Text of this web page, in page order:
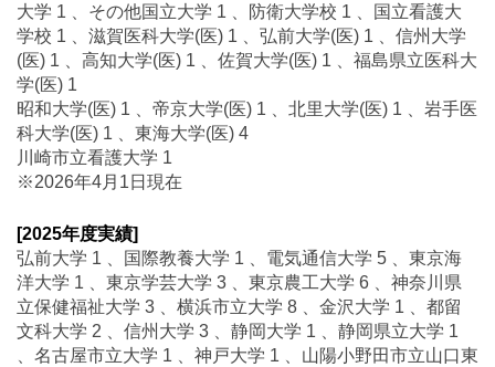
大学 1 、その他国立大学 1 、防衛大学校 1 、国立看護大
学校 1 、滋賀医科大学(医) 1 、弘前大学(医) 1 、信州大学
(医) 1 、高知大学(医) 1 、佐賀大学(医) 1 、福島県立医科大
学(医) 1
昭和大学(医) 1 、帝京大学(医) 1 、北里大学(医) 1 、岩手医
科大学(医) 1 、東海大学(医) 4
川崎市立看護大学 1
※2026年4月1日現在
[2025年度実績]
弘前大学 1 、国際教養大学 1 、電気通信大学 5 、東京海
洋大学 1 、東京学芸大学 3 、東京農工大学 6 、神奈川県
立保健福祉大学 3 、横浜市立大学 8 、金沢大学 1 、都留
文科大学 2 、信州大学 3 、静岡大学 1 、静岡県立大学 1
、名古屋市立大学 1 、神戸大学 1 、山陽小野田市立山口東